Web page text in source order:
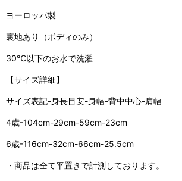
ヨーロッパ製
裏地あり（ボディのみ）
30℃以下のお水で洗濯
【サイズ詳細】
サイズ表記-身長目安-身幅-背中中心-肩幅
4歳-104cm-29cm-59cm-23cm
6歳-116cm-32cm-66cm-25.5cm
・商品は全て平置きで計測しております。